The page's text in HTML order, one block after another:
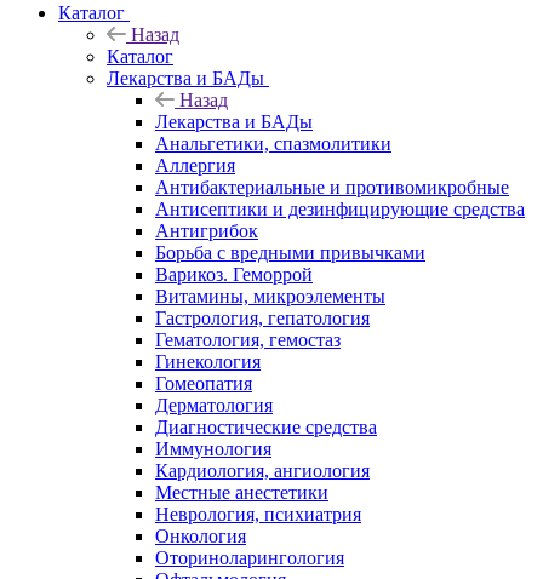
Каталог
Назад
Каталог
Лекарства и БАДы
Назад
Лекарства и БАДы
Анальгетики, спазмолитики
Аллергия
Антибактериальные и противомикробные
Антисептики и дезинфицирующие средства
Антигрибок
Борьба с вредными привычками
Варикоз. Геморрой
Витамины, микроэлементы
Гастрология, гепатология
Гематология, гемостаз
Гинекология
Гомеопатия
Дерматология
Диагностические средства
Иммунология
Кардиология, ангиология
Местные анестетики
Неврология, психиатрия
Онкология
Оториноларингология